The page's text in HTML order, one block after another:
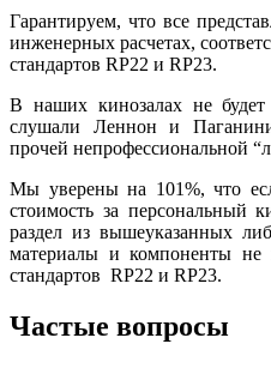
Гарантируем, что все
инженерных расчетах,
стандартов RP22 и RP23.
В наших кинозалах не
слушали Леннон и
прочей непрофессиональной
Мы уверены на 101%, что
стоимость за персональный
раздел из вышеуказанных
материалы и компоненты не
стандартов RP22 и RP23.
Частые вопросы